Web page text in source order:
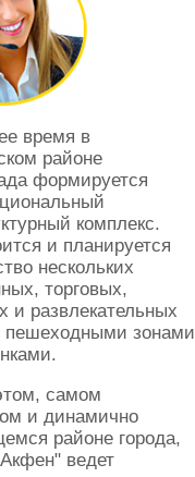
время в
районе
формируется
комплекс.
и планируется
нескольких
торговых,
и развлекательных
пешеходными зонами
самом
и динамично
районе города,
ведет